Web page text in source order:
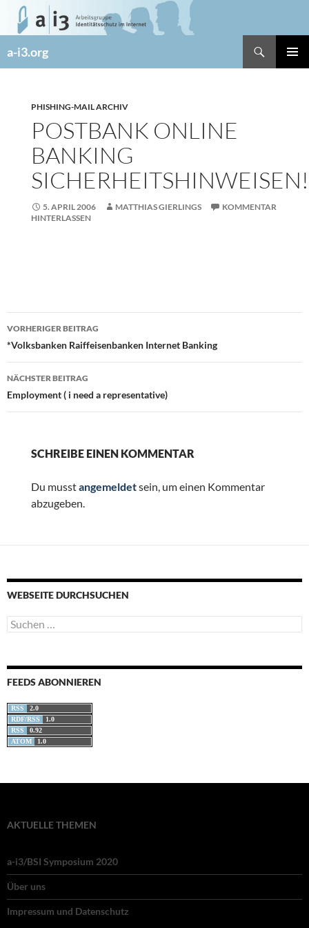
Zum
Inhalt
a-i3.org
PHISHING-MAIL ARCHIV
POSTBANK ONLINE
BANKING
SICHERHEITSHINWEISEN!
5. APRIL 2006 MATTHIAS GIERLINGS
KOMMENTAR
HINTERLASSEN
Beitragsnavigation
VORHERIGER BEITRAG
*Volksbanken Raiffeisenbanken Internet Banking
NÄCHSTER BEITRAG
Employment ( i need a representative)
SCHREIBE EINEN KOMMENTAR
Du musstangemeldetsein, um einen Kommentar
abzugeben.
WEBSEITE DURCHSUCHEN
Suchen
nach:
FEEDS ABONNIEREN
RSS
2.0
RDF/RSS
1.0
RSS
0.92
ATOM
1.0
AKTUELLE THEMEN
a-i3/BSI Symposium 2020
Über uns
Impressum und Datenschutz